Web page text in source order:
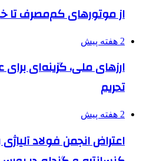
از موتورهای کم‌مصرف تا
2 هفته پیش
ارزهای ملی، گزینه‌ای
تحریم
2 هفته پیش
اعتراض انجمن فولاد